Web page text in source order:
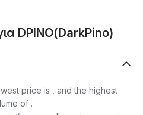
DPINO(DarkPino)
price is , and the highest
of .